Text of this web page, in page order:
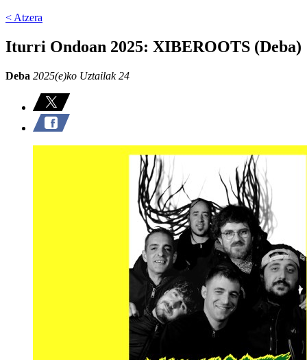
< Atzera
Iturri Ondoan 2025: XIBEROOTS (Deba)
Deba 2025(e)ko Uztailak 24